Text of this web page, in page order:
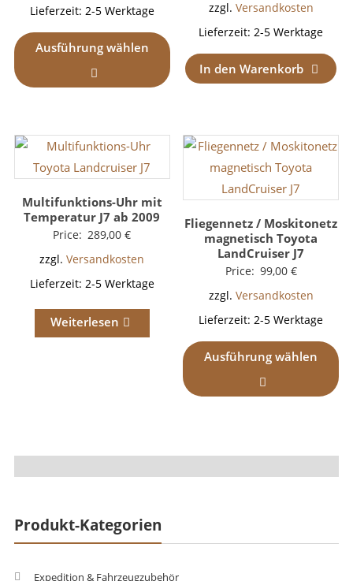
Lieferzeit: 2-5 Werktage
Ausführung wählen
zzgl. Versandkosten
Lieferzeit:2-5 Werktage
In den Warenkorb
Multifunktions-Uhr mit
Temperatur J7 ab 2009
Price: 289,00€
zzgl.Versandkosten
Lieferzeit: 2-5 Werktage
Weiterlesen
Fliegennetz / Moskitonetz
magnetisch Toyota
LandCruiser J7
Price: 99,00 €
zzgl. Versandkosten
Lieferzeit:2-5 Werktage
Ausführung wählen
Produkt-Kategorien
Expedition & Fahrzeugzubehör